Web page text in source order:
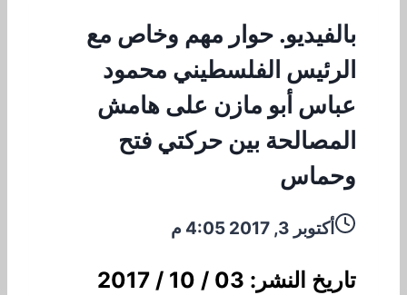
بالفيديو. حوار مهم وخاص مع
الرئيس الفلسطيني محمود
عباس أبو مازن على هامش
المصالحة بين حركتي فتح
وحماس
أكتوبر 3, 2017 4:05 م
تاريخ النشر: 03 / 10 / 2017